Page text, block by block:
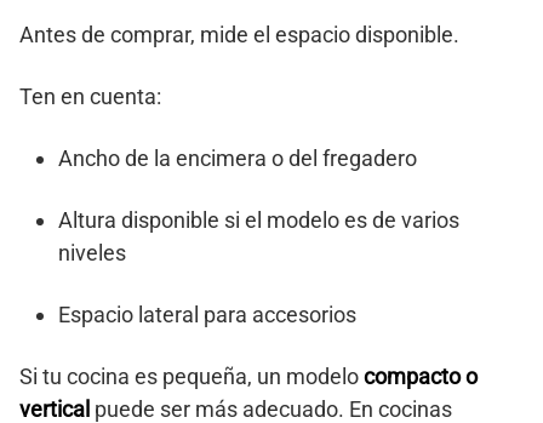
Antes de comprar, mide el espacio disponible.
Ten en cuenta:
Ancho de la encimera o del fregadero
Altura disponible si el modelo es de varios
niveles
Espacio lateral para accesorios
Si tu cocina es pequeña, un modelocompacto o
vertical puede ser más adecuado. En cocinas